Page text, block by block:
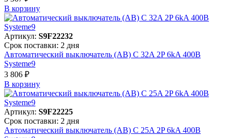
В корзинy
Артикул: S9F22232
Срок поставки: 2 дня
Автоматический выключатель (АВ) C 32A 2P 6kA 400В
Systeme9
3 806 ₽
В корзинy
Артикул: S9F22225
Срок поставки: 2 дня
Автоматический выключатель (АВ) C 25A 2P 6kA 400В